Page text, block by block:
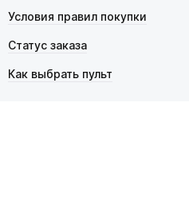
Условия правил покупки
Статус заказа
Как выбрать пульт